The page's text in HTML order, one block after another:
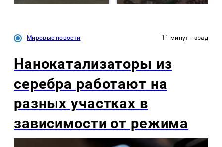
Мировые новости 11 минут назад
Нанокатализаторы из
серебра работают на
разных участках в
зависимости от режима